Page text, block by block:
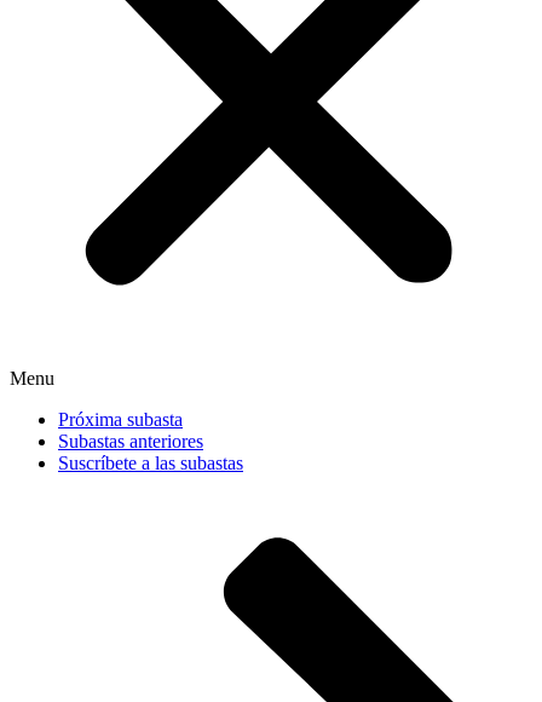
Menu
Próxima subasta
Subastas anteriores
Suscríbete a las subastas